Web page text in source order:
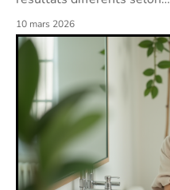
10 mars 2026